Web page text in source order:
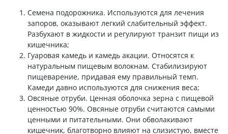
Семена подорожника. Используются для лечения
запоров, оказывают легкий слабительный эффект.
Разбухают в жидкости и регулируют транзит пищи из
кишечника;
Гуаровая камедь и камедь акации. Относятся к
натуральным пищевым волокнам. Стабилизируют
пищеварение, придавая ему правильный темп.
Камеди давно используются для снижения веса;
Овсяные отруби. Ценная оболочка зерна с пищевой
ценностью 90%. Овсяные отруби считаются самыми
ценными и питательными. Они обволакивают
кишечник, благотворно влияют на слизистую, вместе